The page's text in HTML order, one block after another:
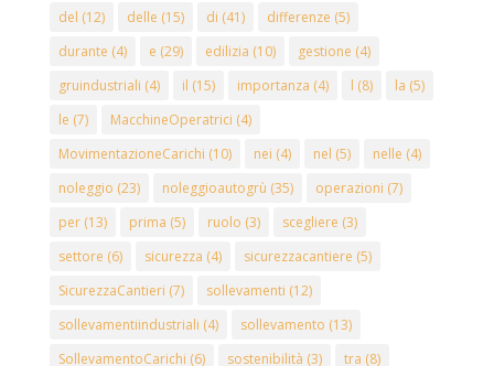
del (12) delle (15) di (41) differenze (5)
durante (4) e (29) edilizia (10) gestione (4)
gruindustriali (4) il (15) importanza (4) l (8) la (5)
le (7) MacchineOperatrici (4)
MovimentazioneCarichi (10) nei (4) nel (5) nelle (4)
noleggio (23) noleggioautogrù (35) operazioni (7)
per(13) prima (5) ruolo (3) scegliere (3)
settore (6) sicurezza (4) sicurezzacantiere (5)
SicurezzaCantieri (7) sollevamenti (12)
sollevamentiindustriali (4) sollevamento (13)
SollevamentoCarichi (6) sostenibilità (3) tra (8)